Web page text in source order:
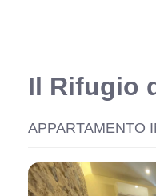
Il Rifugio
APPARTAMENTO